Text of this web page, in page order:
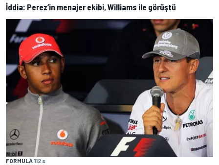
İddia: Perez’in menajer ekibi, Williams ile görüştü
FORMULA 112 s